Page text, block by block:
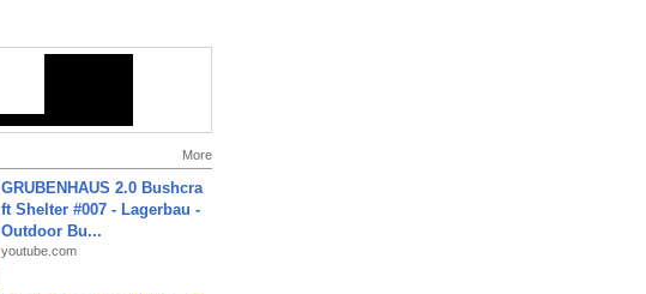
More
GRUBENHAUS 2.0 Bushcra
ft Shelter #007 - Lagerbau -
Outdoor Bu...
youtube.com